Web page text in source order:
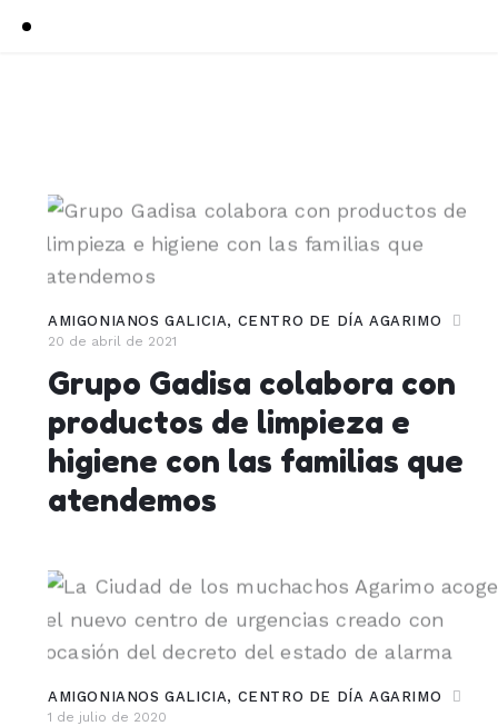
AMIGONIANOS GALICIA, CENTRO DE DÍA AGARIMO
20 de abril de 2021
Grupo Gadisa colabora con
productos de limpieza e
higiene con las familias que
atendemos
AMIGONIANOS GALICIA, CENTRO DE DÍA AGARIMO
1 de julio de 2020